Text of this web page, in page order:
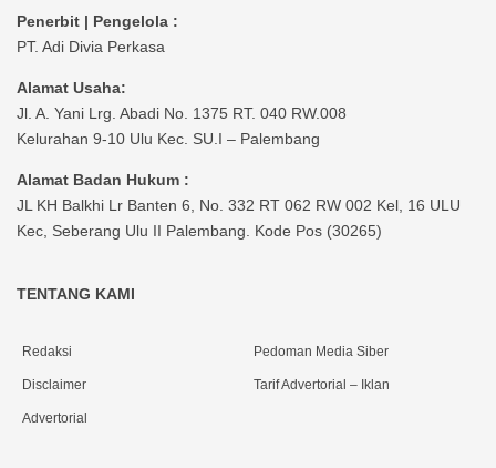
Penerbit | Pengelola :
PT. Adi Divia Perkasa
Alamat Usaha:
Jl. A. Yani Lrg. Abadi No. 1375 RT. 040 RW.008
Kelurahan 9-10 Ulu Kec. SU.I – Palembang
Alamat Badan Hukum :
JL KH Balkhi Lr Banten 6, No. 332 RT 062 RW 002 Kel, 16 ULU
Kec, Seberang Ulu II Palembang. Kode Pos (30265)
TENTANG KAMI
Redaksi Pedoman Media Siber
Disclaimer Tarif Advertorial – Iklan
Advertorial